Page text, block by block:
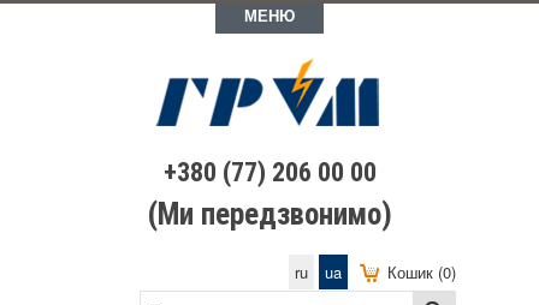
МЕНЮ
+380 (77) 206 00 00
(Ми передзвонимо)
Кошик (0)
ru ua